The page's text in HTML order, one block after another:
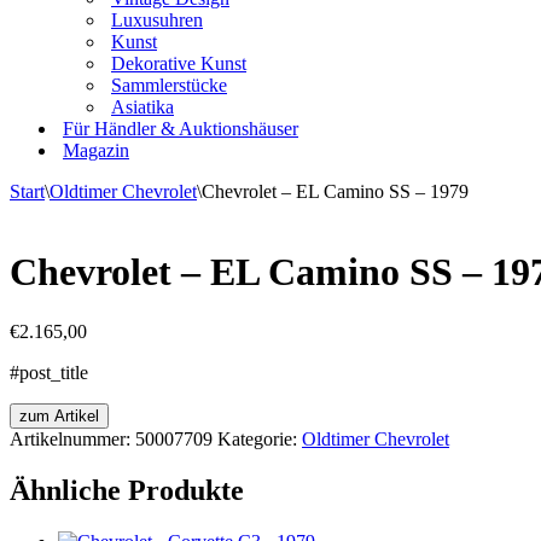
Luxusuhren
Kunst
Dekorative Kunst
Sammlerstücke
Asiatika
Für Händler & Auktionshäuser
Magazin
Start\Oldtimer Chevrolet\Chevrolet – EL Camino SS – 1979
Chevrolet – EL Camino SS –
€2.165,00
#post_title
zum Artikel
Artikelnummer: 50007709 Kategorie: Oldtimer Chevrolet
Ähnliche Produkte